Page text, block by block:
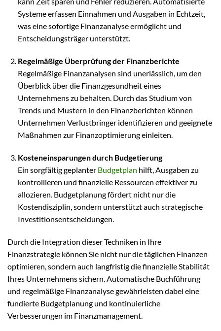
Systeme erfassen Einnahmen und Ausgaben in Echtzeit,
was eine sofortige Finanzanalyse ermöglicht und
Entscheidungsträger unterstützt.
Regelmäßige Überprüfung der Finanzberichte
Regelmäßige Finanzanalysen sind unerlässlich, um den
Überblick über die Finanzgesundheit eines
Unternehmens zu behalten. Durch das Studium von
Trends und Mustern in den Finanzberichten können
Unternehmen Verlustbringer identifizieren und geeignete
Maßnahmen zur Finanzoptimierung einleiten.
Kosteneinsparungen durch Budgetierung
Ein sorgfältig geplanter Budgetplan hilft, Ausgaben zu
kontrollieren und finanzielle Ressourcen effektiver zu
allozieren. Budgetplanung fördert nicht nur die
Kostendisziplin, sondern unterstützt auch strategische
Investitionsentscheidungen.
Durch die Integration dieser Techniken in Ihre
Finanzstrategie können Sie nicht nur die täglichen Finanzen
optimieren, sondern auch langfristig die finanzielle Stabilität
Ihres Unternehmens sichern. Automatische Buchführung
und regelmäßige Finanzanalyse gewährleisten dabei eine
fundierte Budgetplanung und kontinuierliche
Verbesserungen im Finanzmanagement.